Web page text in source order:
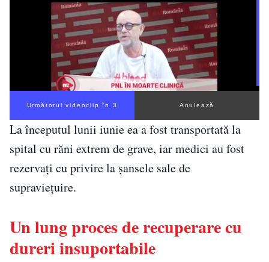
Următorul videoclip în 2 Anulează
La începutul lunii iunie ea a fost transportată la
spital cu răni extrem de grave, iar medici au fost
rezervați cu privire la șansele sale de
supraviețuire.
Un lung proces de recuperare cu
dureri insuportabile